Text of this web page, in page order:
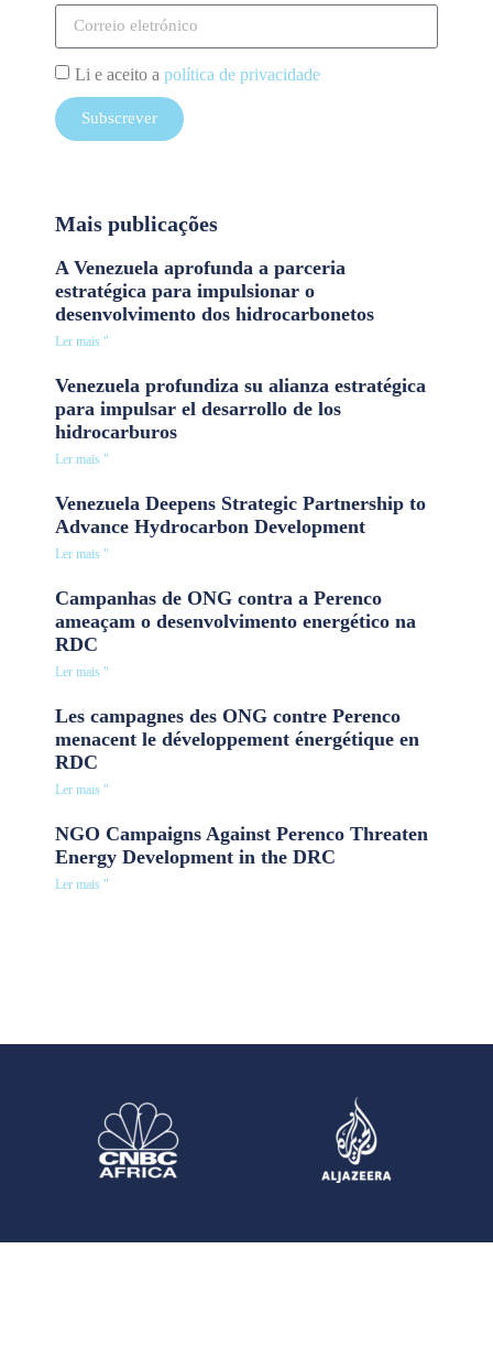
Li e aceito a política de privacidade
Subscrever
Mais publicações
A Venezuela aprofunda a parceria
estratégica para impulsionar o
desenvolvimento dos hidrocarbonetos
Ler mais "
Venezuela profundiza su alianza estratégica
para impulsar el desarrollo de los
hidrocarburos
Ler mais "
Venezuela Deepens Strategic Partnership to
Advance Hydrocarbon Development
Ler mais "
Campanhas de ONG contra a Perenco
ameaçam o desenvolvimento energético na
RDC
Ler mais "
Les campagnes des ONG contre Perenco
menacent le développement énergétique en
RDC
Ler mais "
NGO Campaigns Against Perenco Threaten
Energy Development in the DRC
Ler mais "